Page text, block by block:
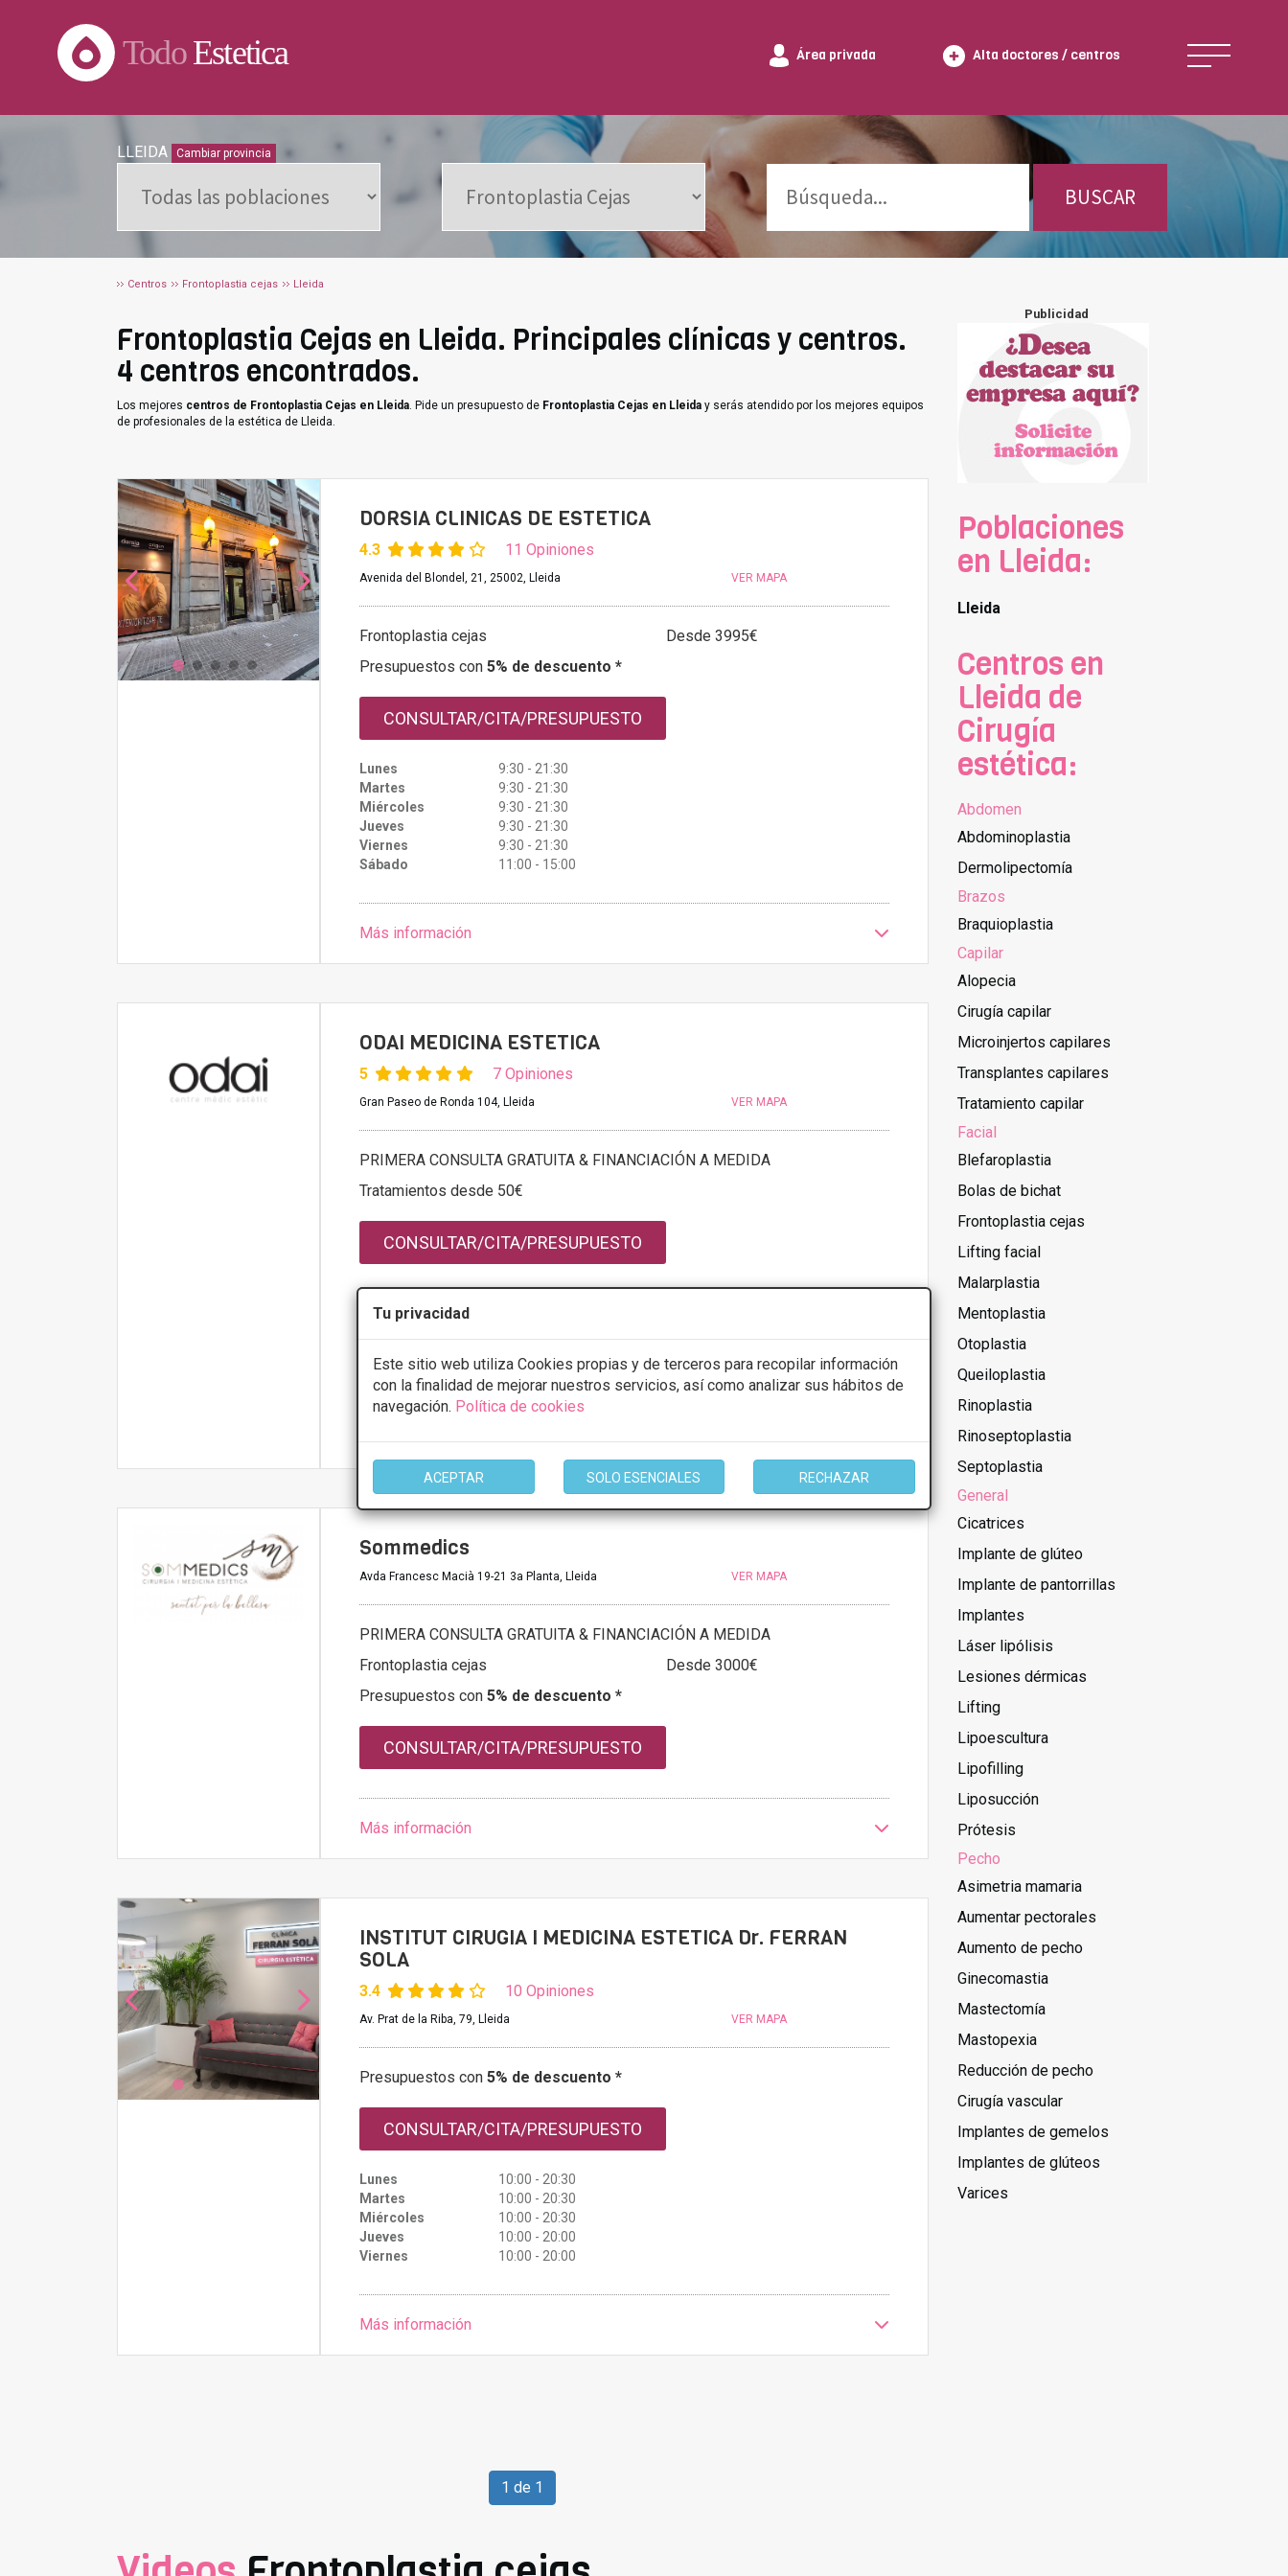
Tu privacidad
Este sitio web utiliza Cookies propias y de terceros para recopilar información
con la finalidad de mejorar nuestros servicios, así como analizar sus hábitos de
navegación. Política de cookies
ACEPTAR SOLO ESENCIALES RECHAZAR
TodoEstetica Área privada Alta doctores / centros
LLEIDA Cambiar provincia
BUSCAR
Centros Frontoplastia cejas Lleida
Frontoplastia Cejas en Lleida. Principales clínicas y centros.
4 centros encontrados.
Los mejores centros de Frontoplastia Cejas en Lleida. Pide un presupuesto de Frontoplastia Cejas en Lleida y serás atendido por los mejores equipos
de profesionales de la estética de Lleida.
DORSIA CLINICAS DE ESTETICA
4.3 11 Opiniones
Avenida del Blondel, 21, 25002, Lleida VER MAPA
Frontoplastia cejas
Desde 3995€
Presupuestos con 5% de descuento *
CONSULTAR/CITA/PRESUPUESTO
Lunes
9:30 - 21:30
Martes
9:30 - 21:30
Miércoles
9:30 - 21:30
Jueves
9:30 - 21:30
Viernes
9:30 - 21:30
Sábado
11:00 - 15:00
Más información
ODAI MEDICINA ESTETICA
5 7 Opiniones
Gran Paseo de Ronda 104, Lleida VER MAPA
PRIMERA CONSULTA GRATUITA & FINANCIACIÓN A MEDIDA
Tratamientos desde 50€
CONSULTAR/CITA/PRESUPUESTO
Lunes
9:30 - 20:30
Martes
Sábado
10:00 - 14:00
Más información
Sommedics
Avda Francesc Macià 19-21 3a Planta, Lleida VER MAPA
PRIMERA CONSULTA GRATUITA & FINANCIACIÓN A MEDIDA
Frontoplastia cejas
Desde 3000€
Presupuestos con 5% de descuento *
CONSULTAR/CITA/PRESUPUESTO
Más información
INSTITUT CIRUGIA I MEDICINA ESTETICA Dr. FERRAN
SOLA
3.4 10 Opiniones
Av. Prat de la Riba, 79, Lleida VER MAPA
Presupuestos con 5% de descuento *
CONSULTAR/CITA/PRESUPUESTO
Lunes
10:00 - 20:30
Martes
10:00 - 20:30
Miércoles
10:00 - 20:30
Jueves
10:00 - 20:00
Viernes
10:00 - 20:00
Más información
1 de 1
Publicidad
Poblaciones
en Lleida:
Lleida
Centros en
Lleida de
Cirugía
estética:
Abdomen
Abdominoplastia
Dermolipectomía
Brazos
Braquioplastia
Capilar
Alopecia
Cirugía capilar
Microinjertos capilares
Transplantes capilares
Tratamiento capilar
Facial
Blefaroplastia
Bolas de bichat
Frontoplastia cejas
Lifting facial
Malarplastia
Mentoplastia
Otoplastia
Queiloplastia
Rinoplastia
Rinoseptoplastia
Septoplastia
General
Cicatrices
Implante de glúteo
Implante de pantorrillas
Implantes
Láser lipólisis
Lesiones dérmicas
Lifting
Lipoescultura
Lipofilling
Liposucción
Prótesis
Pecho
Asimetria mamaria
Aumentar pectorales
Aumento de pecho
Ginecomastia
Mastectomía
Mastopexia
Reducción de pecho
Cirugía vascular
Implantes de gemelos
Implantes de glúteos
Varices